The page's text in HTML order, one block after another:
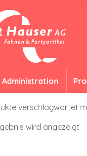
Administration
verschlagwortet
wird angezeigt